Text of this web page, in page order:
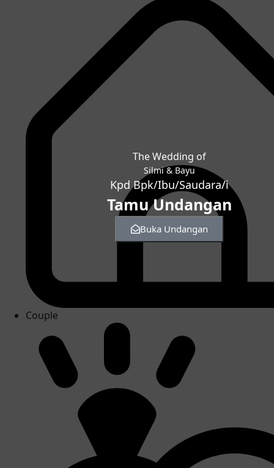
The Wedding of
Silmi & Bayu
Kpd Bpk/Ibu/Saudara/i
Tamu Undangan
Buka Undangan
Couple